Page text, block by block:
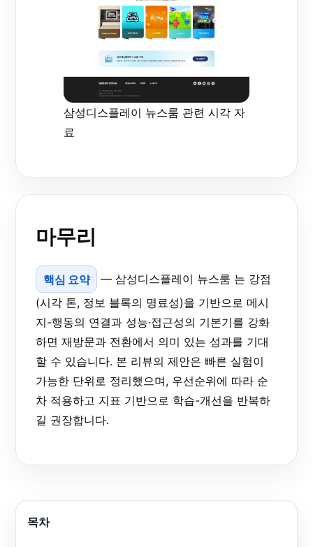
삼성디스플레이 뉴스룸 관련 시각 자
료
마무리
핵심 요약
— 삼성디스플레이 뉴스룸 는 강점
(시각 톤, 정보 블록의 명료성)을 기반으로 메시
지-행동의 연결과 성능·접근성의 기본기를 강화
하면 재방문과 전환에서 의미 있는 성과를 기대
할 수 있습니다. 본 리뷰의 제안은 빠른 실험이
가능한 단위로 정리했으며, 우선순위에 따라 순
차 적용하고 지표 기반으로 학습-개선을 반복하
길 권장합니다.
목차